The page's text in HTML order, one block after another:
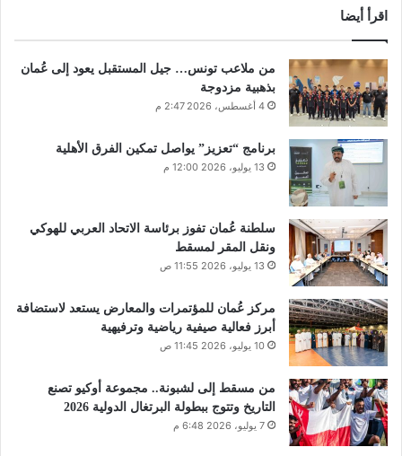
اقرأ أيضا
من ملاعب تونس… جيل المستقبل يعود إلى عُمان
بذهبية مزدوجة
4 أغسطس، 2026 2:47 م
برنامج “تعزيز” يواصل تمكين الفرق الأهلية
13 يوليو، 2026 12:00 م
سلطنة عُمان تفوز برئاسة الاتحاد العربي للهوكي
ونقل المقر لمسقط
13 يوليو، 2026 11:55 ص
مركز عُمان للمؤتمرات والمعارض يستعد لاستضافة
أبرز فعالية صيفية رياضية وترفيهية
10 يوليو، 2026 11:45 ص
من مسقط إلى لشبونة.. مجموعة أوكيو تصنع
التاريخ وتتوج ببطولة البرتغال الدولية 2026
7 يوليو، 2026 6:48 م